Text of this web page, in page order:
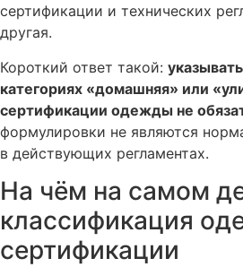
сертификации и технических
другая.
Короткий ответ такой:
категориях «домашняя» или
сертификации одежды не
формулировки не являются
в действующих регламентах.
На чём на самом
классификация
сертификации